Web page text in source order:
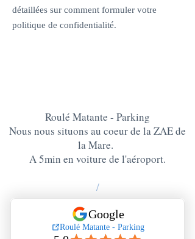
détaillées sur comment formuler votre
politique de confidentialité.
Roulé Matante - Parking
Nous nous situons au coeur de la ZAE de
la Mare.
A 5min en voiture de l'aéroport.
/
3ter Impasse Mercure
97438, Sainte Marie, Réunion/
reservations@roulematante.com